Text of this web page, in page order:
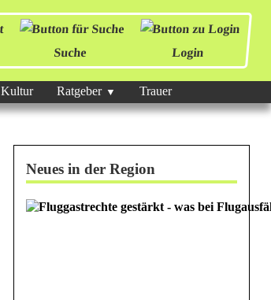
Suche Login
Kultur Ratgeber Trauer
Neues in der Region